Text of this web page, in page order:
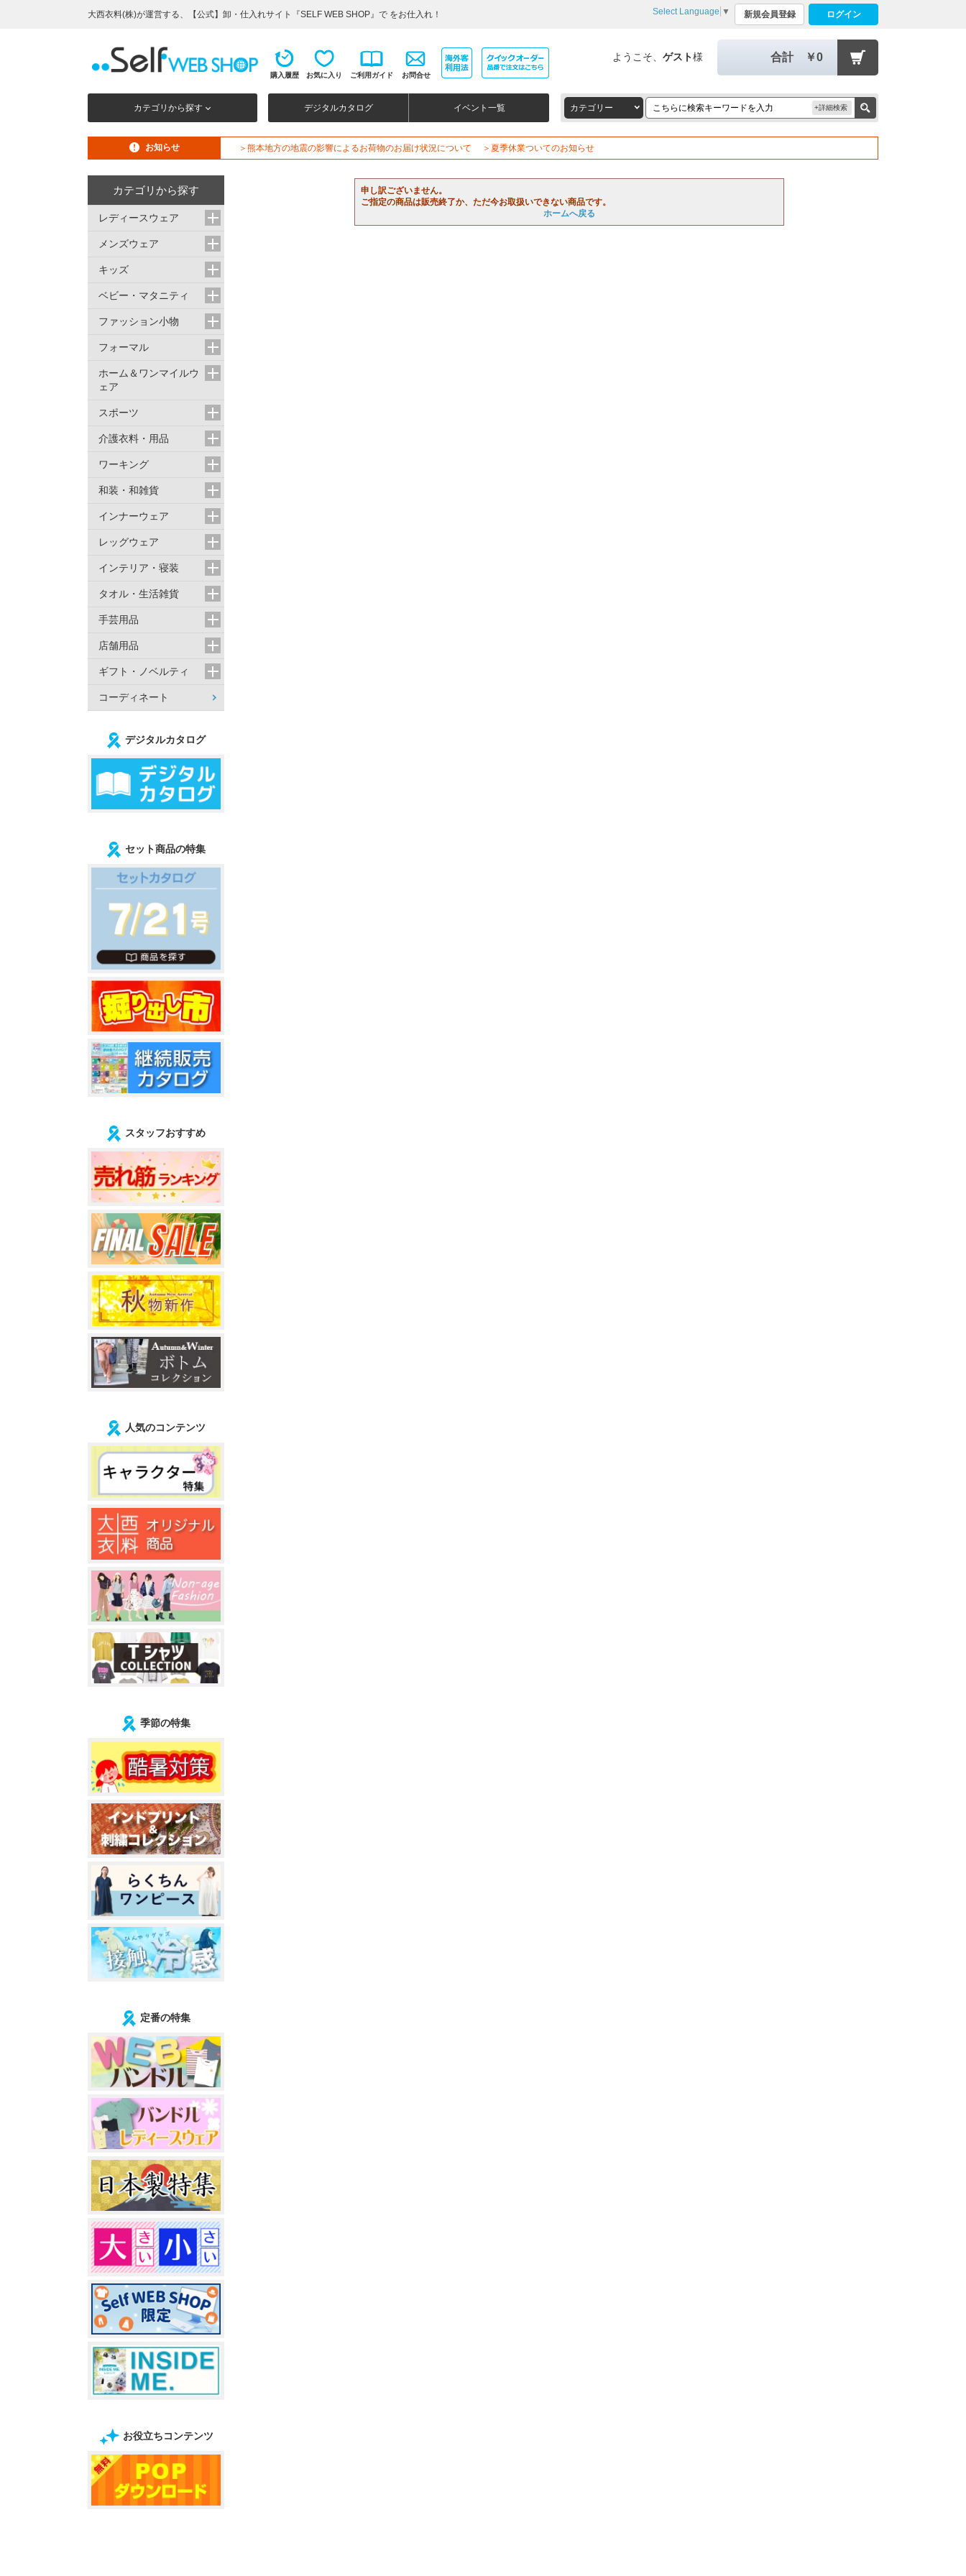
大西衣料(株)が運営する、【公式】卸・仕入れサイト『SELF WEB SHOP』で をお仕入れ！ ログイン
新規会員登録
Select Language ▼
購入履歴 お気に入り ご利用ガイド お問合せ
ようこそ、 ゲスト様 合計 ￥0
カテゴリから探す デジタルカタログ イベント一覧 カテゴリー +詳細検索
お知らせ ＞熊本地方の地震の影響によるお荷物のお届け状況について ＞夏季休業ついてのお知らせ
申し訳ございません。
ご指定の商品は販売終了か、ただ今お取扱いできない商品です。
ホームへ戻る
カテゴリから探す
レディースウェア
メンズウェア
キッズ
ベビー・マタニティ
ファッション小物
フォーマル
ホーム＆ワンマイルウ
ェア
スポーツ
介護衣料・用品
ワーキング
和装・和雑貨
インナーウェア
レッグウェア
インテリア・寝装
タオル・生活雑貨
手芸用品
店舗用品
ギフト・ノベルティ
コーディネート
デジタルカタログ
セット商品の特集
スタッフおすすめ
人気のコンテンツ
季節の特集
定番の特集
お役立ちコンテンツ